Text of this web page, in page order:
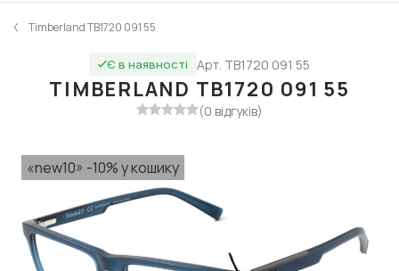
Timberland TB1720 091 55
Є в наявності Арт. TB1720 091 55
TIMBERLAND TB1720 091 55
(0 відгуків)
«new10» -10% у кошику